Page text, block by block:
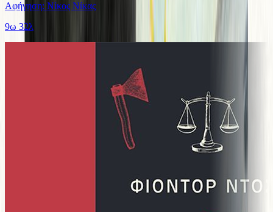
Αφήγηση: Νίκος Νίκας
9ω 32λ